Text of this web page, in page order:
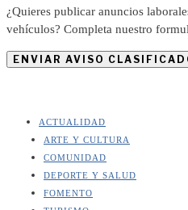
¿Quieres publicar anuncios
vehículos? Completa nuestro
ENVIAR AVISO
ACTUALIDAD
ARTE Y CULTURA
COMUNIDAD
DEPORTE Y SALUD
FOMENTO